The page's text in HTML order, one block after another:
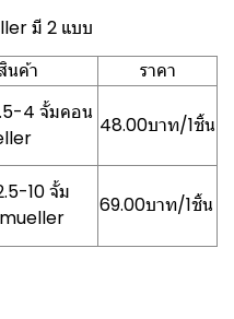
มี 2 แบบ
นค้า
ราคา
4 จั้มคอน
48.00บาท/1ชิ้น
10 จั้ม
69.00บาท/1ชิ้น